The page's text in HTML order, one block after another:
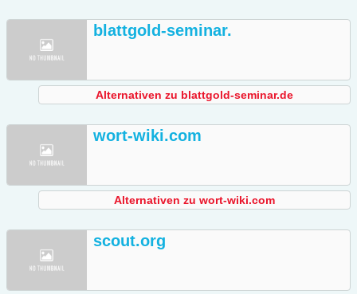
blattgold-seminar.
Alternativen zu blattgold-seminar.de
wort-wiki.com
Alternativen zu wort-wiki.com
scout.org